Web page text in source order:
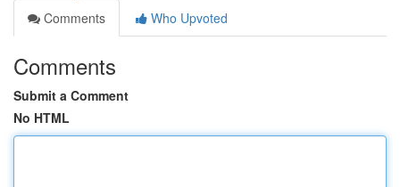
Comments
Who Upvoted
Comments
Submit a Comment
No HTML